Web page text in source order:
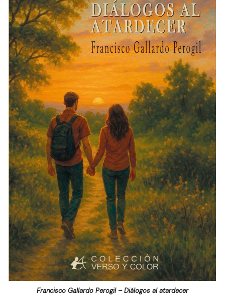
Francisco Gallardo Perogil – Diálogos al atardecer